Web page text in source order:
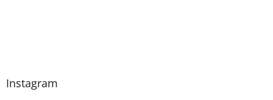
Instagram